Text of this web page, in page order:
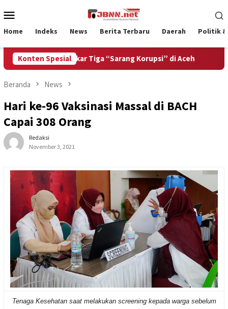
ke
Mobile
Home Indeks News Berita Terbaru Daerah Politik &
Konten Spesial
Bongkar Tiga “Sarang Korupsi” di Aceh
Beranda News
Hari ke-96 Vaksinasi Massal di BACH
Capai 308 Orang
Redaksi
November 3, 2021
Tenaga Kesehatan saat melakukan screening kepada warga sebelum